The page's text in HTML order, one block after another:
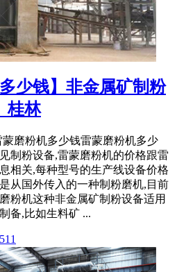
少钱】非金属矿制粉
桂林
蒙磨粉机多少钱雷蒙磨粉机多少
制粉设备,雷蒙磨粉机的价格跟雷
相关,每种型号的生产线设备价格
从国外传入的一种制粉磨机,目前
粉机这种非金属矿制粉设备适用
备,比如生料矿 ...